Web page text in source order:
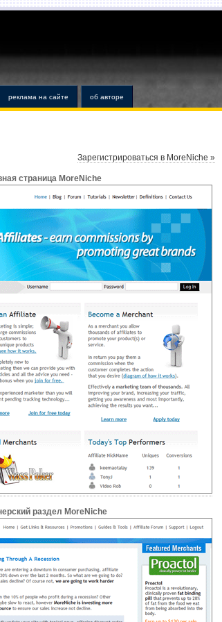
реклама на сайте об авторе
Зарегистрироваться в MoreNiche »
страница MoreNiche
раздел MoreNiche